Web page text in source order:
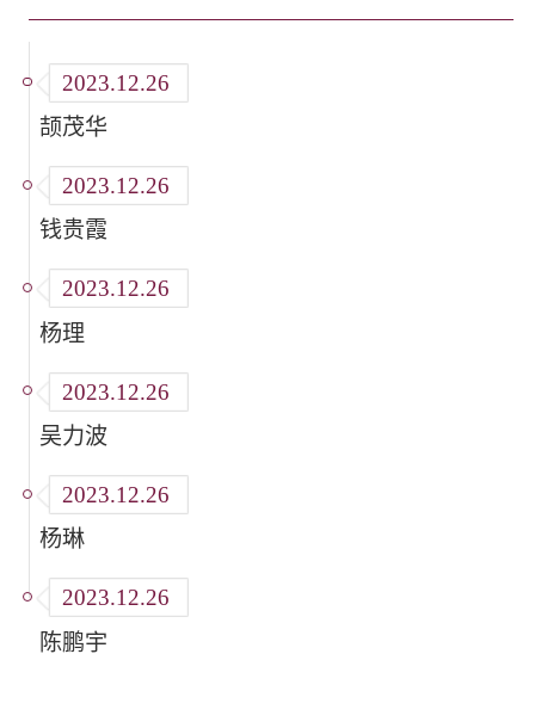
2023.12.26
颉茂华
2023.12.26
钱贵霞
2023.12.26
杨理
2023.12.26
吴力波
2023.12.26
杨琳
2023.12.26
陈鹏宇